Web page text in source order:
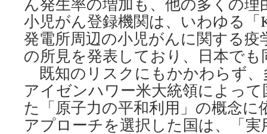
小児がん登録機関は、いわゆる「
発電所周辺の小児がんに関する疫
の所見を発表しており、日本で
既知のリスクにもかかわらず、
アイゼンハワー米大統領によっ
た「原子力の平和利用」の概念
アプローチを選択した国は、「